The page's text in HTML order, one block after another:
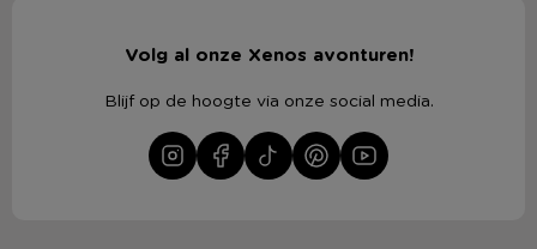
Volg al onze Xenos avonturen!
Blijf op de hoogte via onze social media.